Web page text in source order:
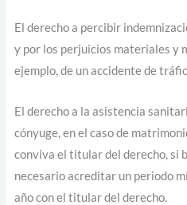
El derecho a percibir
y por los perjuicios materiales y
ejemplo, de un accidente de
El derecho a la asistencia
cónyuge, en el caso de
conviva el titular del derecho, si
necesario acreditar un periodo
año con el titular del derecho.